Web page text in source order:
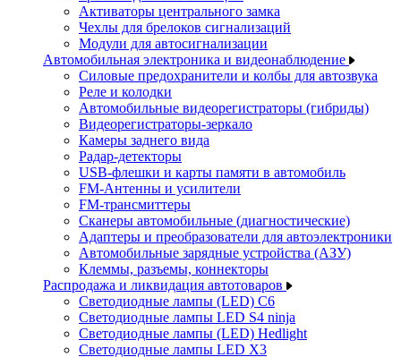
Активаторы центрального замка
Чехлы для брелоков сигнализаций
Модули для автосигнализации
Автомобильная электроника и видеонаблюдение
Силовые предохранители и колбы для автозвука
Реле и колодки
Автомобильные видеорегистраторы (гибриды)
Видеорегистраторы-зеркало
Камеры заднего вида
Радар-детекторы
USB-флешки и карты памяти в автомобиль
FM-Антенны и усилители
FM-трансмиттеры
Сканеры автомобильные (диагностические)
Адаптеры и преобразователи для автоэлектроники
Автомобильные зарядные устройства (АЗУ)
Клеммы, разъемы, коннекторы
Распродажа и ликвидация автотоваров
Светодиодные лампы (LED) C6
Светодиодные лампы LED S4 ninja
Светодиодные лампы (LED) Hedlight
Светодиодные лампы LED X3